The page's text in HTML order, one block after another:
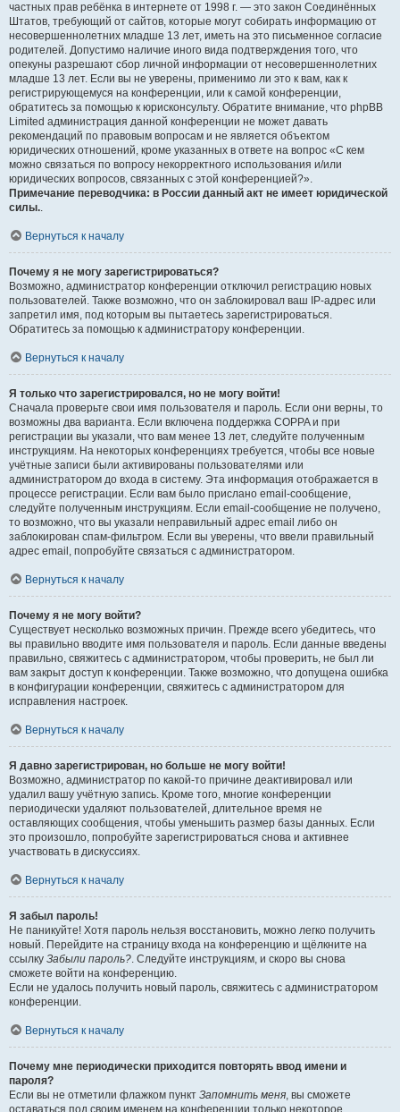
частных прав ребёнка в интернете от 1998 г. — это закон Соединённых
Штатов, требующий от сайтов, которые могут собирать информацию от
несовершеннолетних младше 13 лет, иметь на это письменное согласие
родителей. Допустимо наличие иного вида подтверждения того, что
опекуны разрешают сбор личной информации от несовершеннолетних
младше 13 лет. Если вы не уверены, применимо ли это к вам, как к
регистрирующемуся на конференции, или к самой конференции,
обратитесь за помощью к юрисконсульту. Обратите внимание, что phpBB
Limited администрация данной конференции не может давать
рекомендаций по правовым вопросам и не является объектом
юридических отношений, кроме указанных в ответе на вопрос «С кем
можно связаться по вопросу некорректного использования и/или
юридических вопросов, связанных с этой конференцией?».
Примечание переводчика: в России данный акт не имеет юридической
силы..
Вернуться к началу
Почему я не могу зарегистрироваться?
Возможно, администратор конференции отключил регистрацию новых
пользователей. Также возможно, что он заблокировал ваш IP-адрес или
запретил имя, под которым вы пытаетесь зарегистрироваться.
Обратитесь за помощью к администратору конференции.
Вернуться к началу
Я только что зарегистрировался, но не могу войти!
Сначала проверьте свои имя пользователя и пароль. Если они верны, то
возможны два варианта. Если включена поддержка COPPA и при
регистрации вы указали, что вам менее 13 лет, следуйте полученным
инструкциям. На некоторых конференциях требуется, чтобы все новые
учётные записи были активированы пользователями или
администратором до входа в систему. Эта информация отображается в
процессе регистрации. Если вам было прислано email-сообщение,
следуйте полученным инструкциям. Если email-сообщение не получено,
то возможно, что вы указали неправильный адрес email либо он
заблокирован спам-фильтром. Если вы уверены, что ввели правильный
адрес email, попробуйте связаться с администратором.
Вернуться к началу
Почему я не могу войти?
Существует несколько возможных причин. Прежде всего убедитесь, что
вы правильно вводите имя пользователя и пароль. Если данные введены
правильно, свяжитесь с администратором, чтобы проверить, не был ли
вам закрыт доступ к конференции. Также возможно, что допущена ошибка
в конфигурации конференции, свяжитесь с администратором для
исправления настроек.
Вернуться к началу
Я давно зарегистрирован, но больше не могу войти!
Возможно, администратор по какой-то причине деактивировал или
удалил вашу учётную запись. Кроме того, многие конференции
периодически удаляют пользователей, длительное время не
оставляющих сообщения, чтобы уменьшить размер базы данных. Если
это произошло, попробуйте зарегистрироваться снова и активнее
участвовать в дискуссиях.
Вернуться к началу
Я забыл пароль!
Не паникуйте! Хотя пароль нельзя восстановить, можно легко получить
новый. Перейдите на страницу входа на конференцию и щёлкните на
ссылку Забыли пароль?. Следуйте инструкциям, и скоро вы снова
сможете войти на конференцию.
Если не удалось получить новый пароль, свяжитесь с администратором
конференции.
Вернуться к началу
Почему мне периодически приходится повторять ввод имени и
пароля?
Если вы не отметили флажком пункт Запомнить меня, вы сможете
оставаться под своим именем на конференции только некоторое